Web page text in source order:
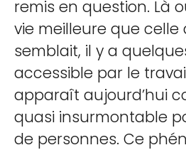
remis en question. Là
vie meilleure que celle
semblait, il y a
accessible par le
apparaît aujourd’hui
quasi insurmontable
de personnes. Ce